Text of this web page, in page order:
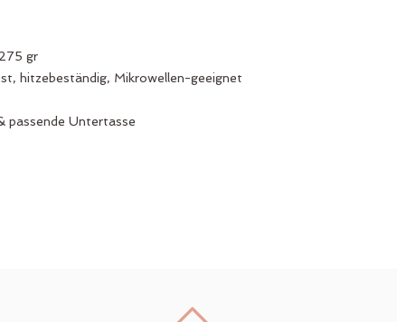
gr
hitzebeständig, Mikrowellen-geeignet
passende Untertasse